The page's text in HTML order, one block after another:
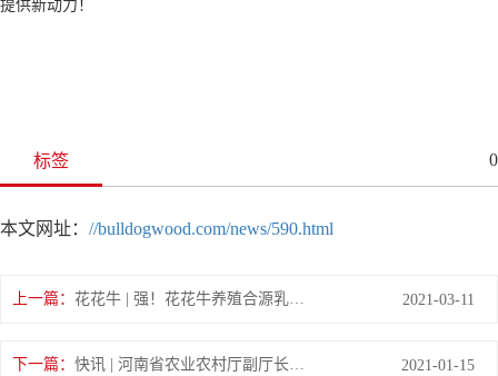
提供新动力！
标签 0
本文网址： //bulldogwood.com/news/590.html
上一篇： 花花牛 | 强！花花牛养殖合源乳业奶源基地登上“学习强国”平台啦！ 2021-03-11
下一篇： 快讯 | 河南省农业农村厅副厅长王承启一行莅临花花牛调研指导工作 2021-01-15